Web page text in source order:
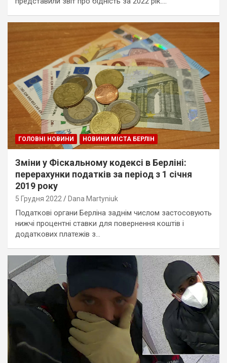
ГОЛОВНІ НОВИНИ НОВИНИ МІСТА БЕРЛІН
Зміни у Фіскальному кодексі в Берліні:
перерахунки податків за період з 1 січня
2019 року
5 Грудня 2022 Dana Martyniuk
Податкові органи Берліна заднім числом застосовують
нижчі процентні ставки для повернення коштів і
додаткових платежів з…